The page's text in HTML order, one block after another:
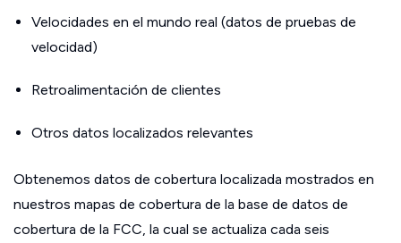
Velocidades en el mundo real (datos de pruebas de
velocidad)
Retroalimentación de clientes
Otros datos localizados relevantes
Obtenemos datos de cobertura localizada mostrados en
nuestros mapas de cobertura de la base de datos de
cobertura de la FCC, la cual se actualiza cada seis